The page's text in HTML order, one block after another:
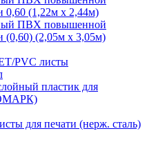
0,60 (1,22м х 2,44м)
ПВХ повышенной
(0,60) (2,05м х 3,05м)
PVC листы
пластик для
для печати (нерж. сталь)